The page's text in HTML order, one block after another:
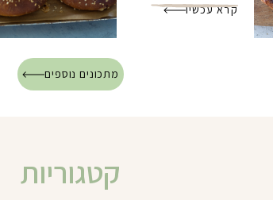
קרא עכשיו
מתכונים נוספים
קטגוריות